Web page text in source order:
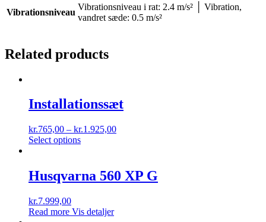
Vibrationsniveau
Vibrationsniveau i rat: 2.4 m/s² │ Vibration,
vandret sæde: 0.5 m/s²
Related products
Installationssæt
kr.765,00 – kr.1.925,00
Select options
Husqvarna 560 XP G
kr.7.999,00
Read more Vis detaljer